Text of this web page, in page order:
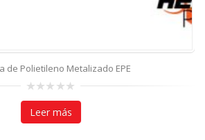
de Polietileno Metalizado EPE
0
out
5
Leer más